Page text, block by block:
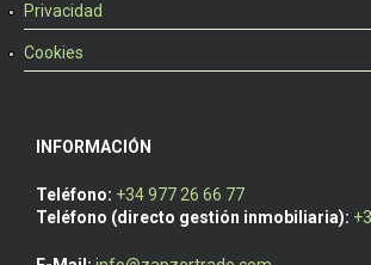
Privacidad
Cookies
INFORMACIÓN
Teléfono: +34 977 26 66 77
Teléfono (directo gestión inmobiliaria):